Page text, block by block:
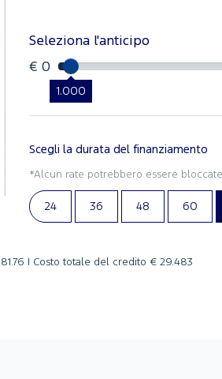
Seleziona l'anticipo
€ 0
1.000
Scegli la durata del finanziamento
*Alcun rate potrebbero essere bloccate
24 36 48 60
| Costo totale del credito € 29.483